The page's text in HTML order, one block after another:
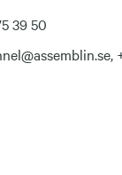
39 50